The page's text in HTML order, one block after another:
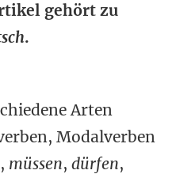
gehört zu
.
Arten
Modalverben
, müssen, dürfen,